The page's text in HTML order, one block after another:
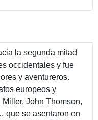
la segunda mitad
occidentales y fue
y aventureros.
europeos y
John Thomson,
que se asentaron en